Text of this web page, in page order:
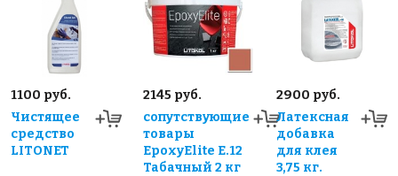
1100 руб.
Чистящее
средство
LITONET
2145 руб.
сопутствующие
товары
EpoxyElite E.12
Табачный 2 кг
2900 руб.
Латексная
добавка
для клея
3,75 кг.